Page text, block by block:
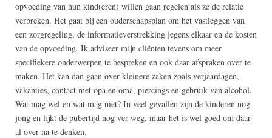
opvoeding van hun kind(eren) willen gaan regelen als ze de relatie
verbreken. Het gaat bij een ouderschapsplan om het vastleggen van
een zorgregeling, de informatieverstrekking jegens elkaar en de kosten
van de opvoeding. Ik adviseer mijn cliënten tevens om meer
specifiekere onderwerpen te bespreken en ook daar afspraken over te
maken. Het kan dan gaan over kleinere zaken zoals verjaardagen,
vakanties, contact met opa en oma, piercings en gebruik van alcohol.
Wat mag wel en wat mag niet? In veel gevallen zijn de kinderen nog
jong en lijkt de pubertijd nog ver weg, maar het is wel goed om daar
al over na te denken.